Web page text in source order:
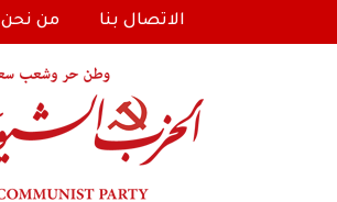
الاتصال بنا من نحن